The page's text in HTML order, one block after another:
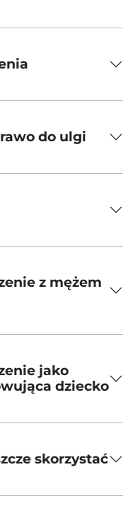
do ulgi
z mężem
jako
dziecko
skorzystać